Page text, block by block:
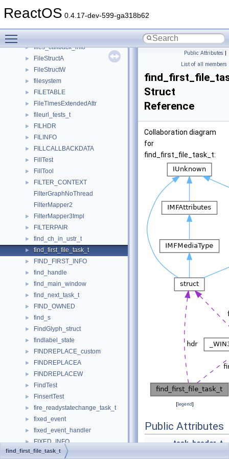
ReactOS 0.4.17-dev-599-ga318b62
► FILEPROPERTIESW
► files_callback_info
► FileStructA
► FileStructW
► filesystem
► FILETABLE
► FileTimesExtendedAttr
► fileurl_tests_t
► FILHDR
► FILINFO
► FILLCALLBACKDATA
► FillTest
► FillTool
►
FILTER_CONTEXT
FilterGraphNoThread
FilterMapper2
► FilterMapper3Impl
► FILTERPAIR
► find_ch_in_ustr_t
► find_first_file_task_t
► FIND_FIRST_INFO
► find_handle
► find_main_window
► find_next_task_t
► FIND_OWNED
► find_s
► FindGlyph_struct
► findlabel_state
► FINDREPLACE_custom
► FINDREPLACEA
► FINDREPLACEW
► FindTest
► FinsertTest
► fire_readystatechange_task_t
► fixed_event
► fixed_event_handler
► FIXED_INFO
► FIXED_INFO_W2KSP1
Public Attributes |
List of all members
Struct
Reference
Collaboration diagram
for
find_first_file_task_t:
[legend]
Public Attributes
task_header_t
find_first_file_task_t